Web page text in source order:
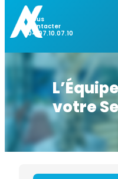
Nous
Contacter
04.97.10.07.10
votre